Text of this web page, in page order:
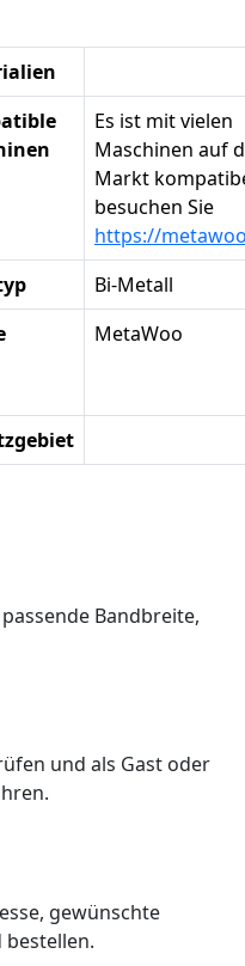
Es ist mit vielen
Maschinen auf
Markt
besuchen Sie
https://
Bi-Metall
MetaWoo
Bandbreite,
und als Gast oder
gewünschte
bestellen.